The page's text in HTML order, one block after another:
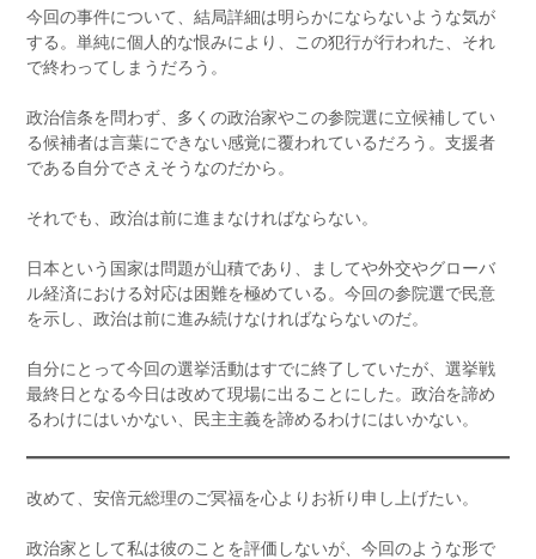
今回の事件について、結局詳細は明らかにならないような気が
する。単純に個人的な恨みにより、この犯行が行われた、それ
で終わってしまうだろう。
政治信条を問わず、多くの政治家やこの参院選に立候補してい
る候補者は言葉にできない感覚に覆われているだろう。支援者
である自分でさえそうなのだから。
それでも、政治は前に進まなければならない。
日本という国家は問題が山積であり、ましてや外交やグローバ
ル経済における対応は困難を極めている。今回の参院選で民意
を示し、政治は前に進み続けなければならないのだ。
自分にとって今回の選挙活動はすでに終了していたが、選挙戦
最終日となる今日は改めて現場に出ることにした。政治を諦め
るわけにはいかない、民主主義を諦めるわけにはいかない。
改めて、安倍元総理のご冥福を心よりお祈り申し上げたい。
政治家として私は彼のことを評価しないが、今回のような形で